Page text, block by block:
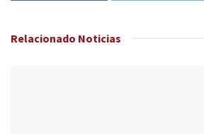
Relacionado Noticias